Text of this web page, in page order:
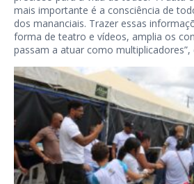
mais importante é a consciência de
dos mananciais. Trazer essas
forma de teatro e vídeos, amplia os
passam a atuar como multiplicadores”,